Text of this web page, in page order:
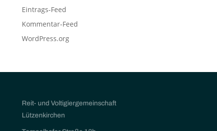
Eintrags-Feed
Kommentar-Feed
WordPress.org
Reit- und Voltigiergemeinschaft
Lützenkirchen